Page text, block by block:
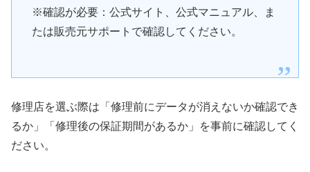
※確認が必要：公式サイト、公式マニュアル、ま
たは販売元サポートで確認してください。
修理店を選ぶ際は「修理前にデータが消えないか確認でき
るか」「修理後の保証期間があるか」を事前に確認してく
ださい。